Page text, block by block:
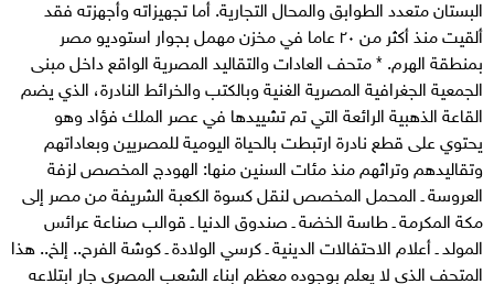
البستان متعدد الطوابق والمحال التجارية. أما تجهيزاته وأجهزته فقد
ألقيت منذ أكثر من ٢٠ عاما في مخزن مهمل بجوار استوديو مصر
بمنطقة الهرم. * متحف العادات والتقاليد المصرية الواقع داخل مبنى
الجمعية الجغرافية المصرية الغنية وبالكتب والخرائط النادرة، الذي يضم
القاعة الذهبية الرائعة التي تم تشييدها في عصر الملك فؤاد وهو
يحتوي على قطع نادرة ارتبطت بالحياة اليومية للمصريين وبعاداتهم
وتقاليدهم وتراثهم منذ مئات السنين منها: الهودج المخصص لزفة
العروسة ـ المحمل المخصص لنقل كسوة الكعبة الشريفة من مصر إلى
مكة المكرمة ـ طاسة الخضة ـ صندوق الدنيا ـ قوالب صناعة عرائس
المولد ـ أعلام الاحتفالات الدينية ـ كرسي الولادة ـ كوشة الفرح.. إلخ.. هذا
المتحف الذي لا يعلم بوجوده معظم ابناء الشعب المصري جارٍ ابتلاعه